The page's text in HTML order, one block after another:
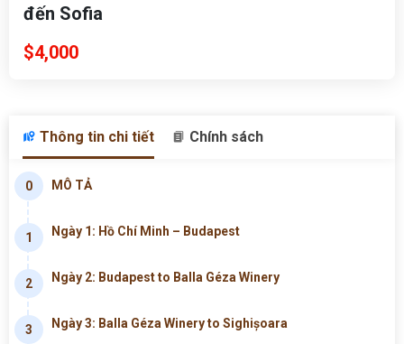
đến Sofia
$4,000
Thông tin chi tiết Chính sách
0 MÔ TẢ
1 Ngày 1: Hồ Chí Minh – Budapest
2 Ngày 2: Budapest to Balla Géza Winery
3 Ngày 3: Balla Géza Winery to Sighișoara